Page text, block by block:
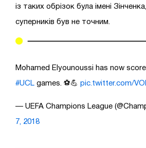
із таких обрізок була імені
суперників був не точним.
Mohamed Elyounoussi has now
#UCL games. ⚽️💪 pic.twitter.com/
— UEFA Champions League
7, 2018